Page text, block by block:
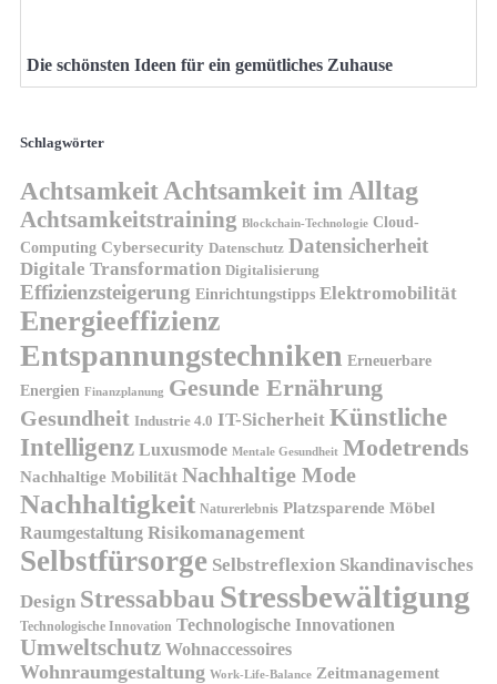
Die schönsten Ideen für ein gemütliches Zuhause
Schlagwörter
AchtsamkeitAchtsamkeit im Alltag
Achtsamkeitstraining Blockchain-Technologie Cloud-
Computing Cybersecurity Datenschutz Datensicherheit
Digitale Transformation Digitalisierung
Effizienzsteigerung Einrichtungstipps Elektromobilität
Energieeffizienz
Entspannungstechniken Erneuerbare
Energien Finanzplanung Gesunde Ernährung
Gesundheit Industrie 4.0 IT-Sicherheit Künstliche
Intelligenz Luxusmode Mentale Gesundheit Modetrends
Nachhaltige Mobilität Nachhaltige Mode
Nachhaltigkeit Naturerlebnis Platzsparende Möbel
Raumgestaltung Risikomanagement
Selbstfürsorge Selbstreflexion Skandinavisches
Design Stressabbau Stressbewältigung
Technologische Innovation Technologische Innovationen
Umweltschutz Wohnaccessoires
Wohnraumgestaltung Work-Life-Balance Zeitmanagement